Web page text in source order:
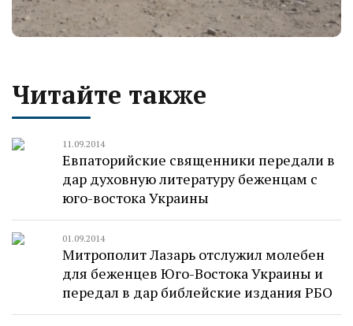
Читайте также
11.09.2014
Евпаторийские священники передали в
дар духовную литературу беженцам с
юго-востока Украины
01.09.2014
Митрополит Лазарь отслужил молебен
для беженцев Юго-Востока Украины и
передал в дар библейские издания РБО